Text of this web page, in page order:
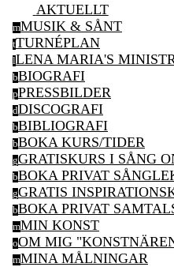
AKTUELLT
mMUSIK & SÅNT
tTURNÉPLAN
lLENA MARIA'S
bBIOGRAFI
pPRESSBILDER
dDISCOGRAFI
bBIBLIOGRAFI
bBOKA KURS/TIDER
gGRATISKURS I SÅNG
bBOKA PRIVAT
gGRATIS
bBOKA PRIVAT
mMIN KONST
oOM MIG
mMINA MÅLNINGAR